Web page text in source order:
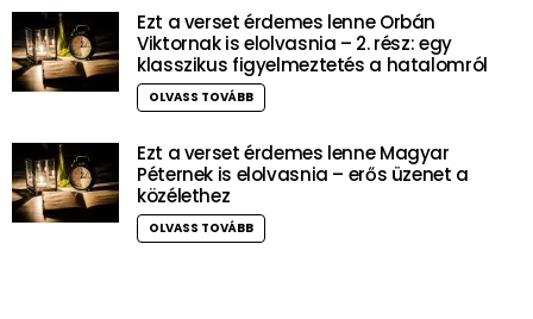
Ezt a verset érdemes lenne Orbán
Viktornak is elolvasnia – 2. rész: egy
klasszikus figyelmeztetés a hatalomról
OLVASS TOVÁBB
Ezt a verset érdemes lenne Magyar
Péternek is elolvasnia – erős üzenet a
közélethez
OLVASS TOVÁBB